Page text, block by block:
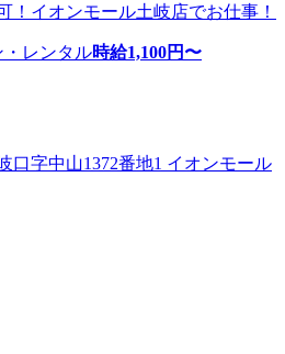
！イオンモール土岐店でお仕事！
レンタル時給1,100円〜
口字中山1372番地1 イオンモール